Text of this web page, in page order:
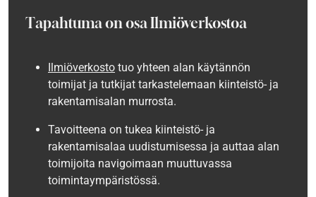
Tapahtuma on osa Ilmiöverkostoa
Ilmiöverkosto tuo yhteen alan käytännön
toimijat ja tutkijat tarkastelemaan kiinteistö- ja
rakentamisalan murrosta.
Tavoitteena on tukea kiinteistö- ja
rakentamisalaa uudistumisessa ja auttaa alan
toimijoita navigoimaan muuttuvassa
toimintaympäristössä.